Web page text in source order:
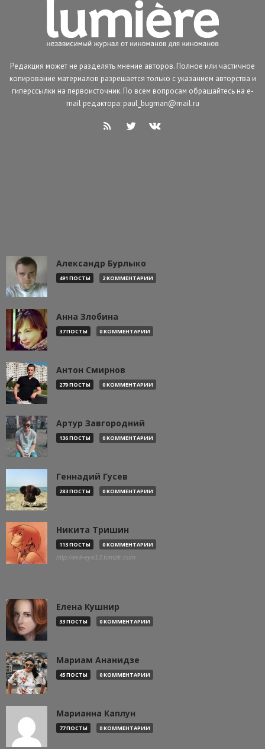
Редакция может не разделять мнение авторов. Полное или частичное
копирование материалов разрешается только с указанием авторства и
гиперссылки на первоисточник. По всем вопросам обращайтесь на e-
mail редактора: paul_bugman@mail.ru
Александр Бурлыко
491 ПОСТЫ 2 КОММЕНТАРИИ
Анна Злобина
37 ПОСТЫ 0 КОММЕНТАРИИ
Антон Смирнов
279 ПОСТЫ 0 КОММЕНТАРИИ
Артур Завгородний
136 ПОСТЫ 0 КОММЕНТАРИИ
Геннадий Гусев
283 ПОСТЫ 0 КОММЕНТАРИИ
Никита Тришин
113 ПОСТЫ 0 КОММЕНТАРИИ
http://evil-eye13.tumblr.com
Елена Кушнир
33 ПОСТЫ 0 КОММЕНТАРИИ
Мариам Ананидзе
45 ПОСТЫ 0 КОММЕНТАРИИ
Марианна Каплун
77 ПОСТЫ 0 КОММЕНТАРИИ